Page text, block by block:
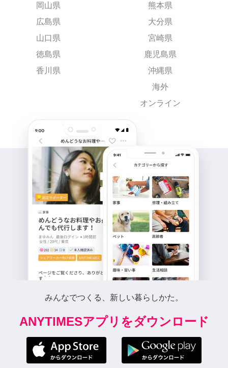
岡山県
広島県
山口県
徳島県
香川県
熊本県
大分県
宮崎県
鹿児島県
沖縄県
海外
オンライン
みんなでつくる、新しい暮らしかた。
ANYTIMESアプリをダウンロード